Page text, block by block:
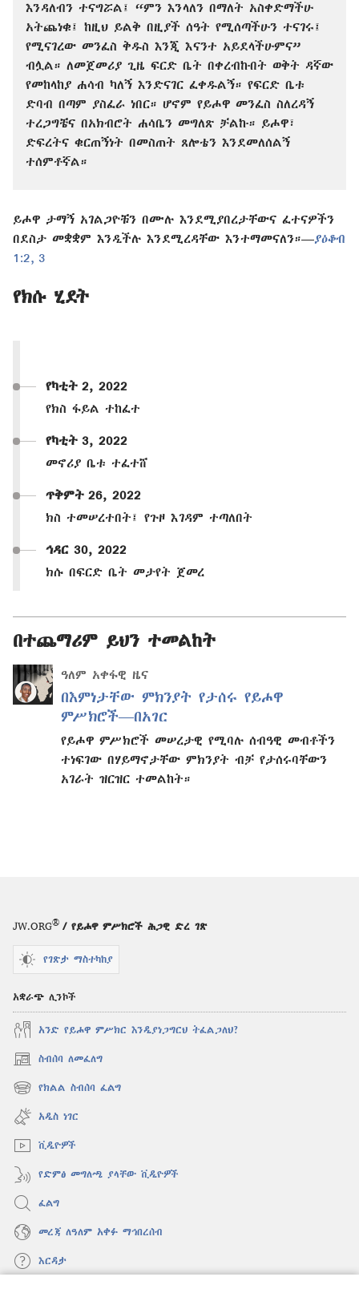
እንዳለብን ተናግሯል፤ “ምን እንላለን በማለት አስቀድማችሁ
አትጨነቁ፤ ከዚህ ይልቅ በዚያች ሰዓት የሚሰጣችሁን ተናገሩ፤
የሚናገረው መንፈስ ቅዱስ እንጂ እናንተ አይደላችሁምና”
ብሏል። ለመጀመሪያ ጊዜ ፍርድ ቤት በቀረብኩበት ወቅት ዳኛው
የመከላከያ ሐሳብ ካለኝ እንድናገር ፈቀዱልኝ። የፍርድ ቤቱ
ድባብ በጣም ያስፈራ ነበር። ሆኖም የይሖዋ መንፈስ ስለረዳኝ
ተረጋግቼና በአክብሮት ሐሳቤን መግለጽ ቻልኩ። ይሖዋ፣
ድፍረትና ቁርጠኝነት በመስጠት ጸሎቴን እንደመለሰልኝ
ተሰምቶኛል።
ይሖዋ ታማኝ አገልጋዮቹን በሙሉ እንደሚያበረታቸውና ፈተናዎችን
በደስታ መቋቋም እንዲችሉ እንደሚረዳቸው እንተማመናለን።—ያዕቆብ
1:2, 3
የክሱ ሂደት
የካቲት 2, 2022
የክስ ፋይል ተከፈተ
የካቲት 3, 2022
መኖሪያ ቤቱ ተፈተሸ
ጥቅምት 26, 2022
ክስ ተመሠረተበት፤ የጉዞ እገዳም ተጣለበት
ኅዳር 30, 2022
ክሱ በፍርድ ቤት መታየት ጀመረ
በተጨማሪም ይህን ተመልከት
ዓለም አቀፋዊ ዜና
በእምነታቸው ምክንያት የታሰሩ የይሖዋ
ምሥክሮች—በአገር
የይሖዋ ምሥክሮች መሠረታዊ የሚባሉ ሰብዓዊ መብቶችን
ተነፍገው በሃይማኖታቸው ምክንያት ብቻ የታሰሩባቸውን
አገራት ዝርዝር ተመልከት።
JW.ORG® / የይሖዋ ምሥክሮች ሕጋዊ ድረ ገጽ
የገጽታ ማስተካከያ
አቋራጭ ሊንኮች
አንድ የይሖዋ ምሥክር እንዲያነጋግርህ ትፈልጋለህ?
ስብሰባ ለመፈለግ
(አዲስ
ዊንዶው
ክፈት)
የክልል ስብሰባ ፈልግ
(አዲስ
ዊንዶው
ክፈት)
አዲስ ነገር
ቪዲዮዎች
የድምፅ መግለጫ ያላቸው ቪዲዮዎች
ፈልግ
መረጃ ለዓለም አቀፉ ማኅበረሰብ
እርዳታ